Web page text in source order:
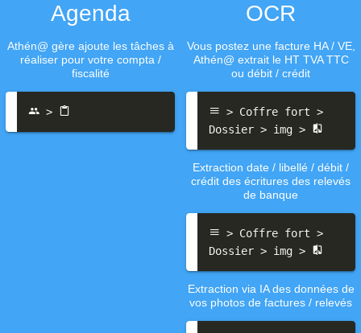
Agenda
Athén@ gère ajoute les tâches à
réaliser pour votre compta /
fiscalité
>
OCR
Vous postez une facture HA / VE,
Athén@ extrait le HT TVA TTC
ou débit / crédit
> Coffre fort >
Dossier > img >
Extraction date / libellé / débit /
crédit des écritures des relevés
de banque
> Coffre fort >
Dossier > img >
Extraction via IA des données de
vos photos de factures / relevés